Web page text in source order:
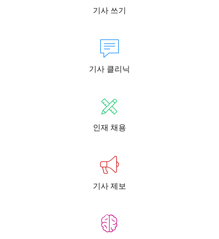
기사 쓰기
기사 클리닉
인재 채용
기사 제보